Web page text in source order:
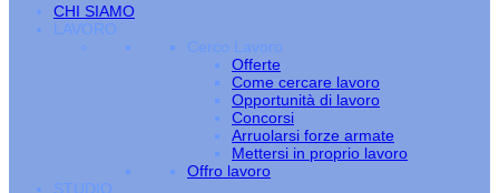
CHI SIAMO
LAVORO
Cerco Lavoro
Offerte
Come cercare lavoro
Opportunità di lavoro
Concorsi
Arruolarsi forze armate
Mettersi in proprio lavoro
Offro lavoro
STUDIO